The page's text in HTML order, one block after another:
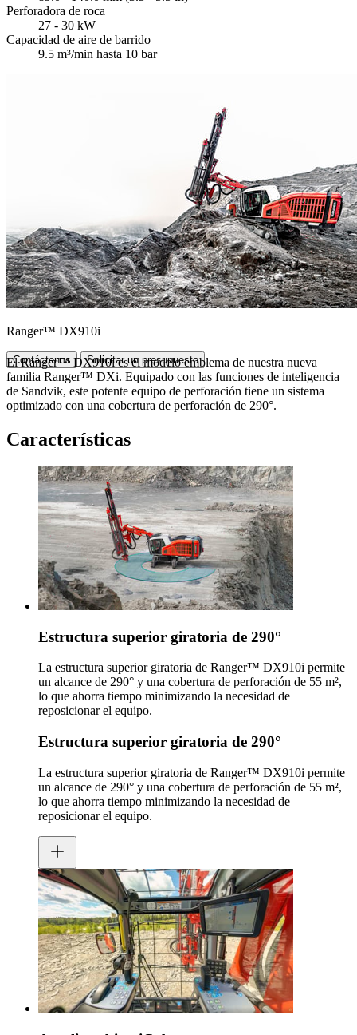
Perforadora de roca
27 - 30 kW
Capacidad de aire de barrido
9.5 m³/min hasta 10 bar
Ranger™ DX910i
Contáctenos Solicitar un presupuesto
El Ranger™ DX910i es el modelo emblema de nuestra nueva
familia Ranger™ DXi. Equipado con las funciones de inteligencia
de Sandvik, este potente equipo de perforación tiene un sistema
optimizado con una cobertura de perforación de 290°.
Características
Estructura superior giratoria de 290°
La estructura superior giratoria de Ranger™ DX910i permite
un alcance de 290° y una cobertura de perforación de 55 m²,
lo que ahorra tiempo minimizando la necesidad de
reposicionar el equipo.
Estructura superior giratoria de 290°
La estructura superior giratoria de Ranger™ DX910i permite
un alcance de 290° y una cobertura de perforación de 55 m²,
lo que ahorra tiempo minimizando la necesidad de
reposicionar el equipo.